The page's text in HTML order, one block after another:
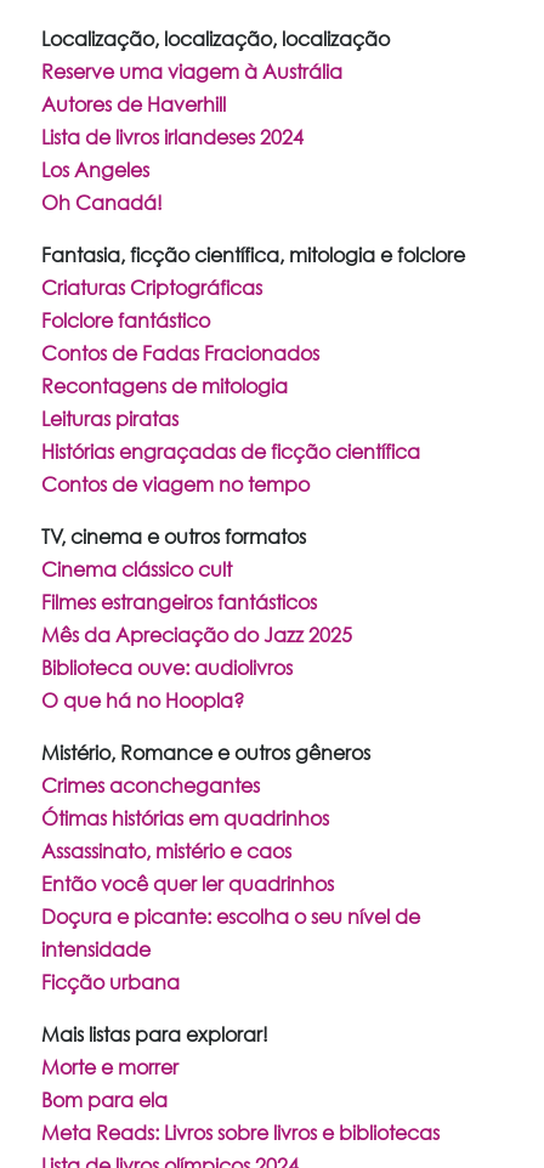
Localização, localização, localização
Reserve uma viagem à Austrália
Autores de Haverhill
Lista de livros irlandeses 2024
Los Angeles
Oh Canadá!
Fantasia, ficção científica, mitologia e folclore
Criaturas Criptográficas
Folclore fantástico
Contos de Fadas Fracionados
Recontagens de mitologia
Leituras piratas
Histórias engraçadas de ficção científica
Contos de viagem no tempo
TV, cinema e outros formatos
Cinema clássico cult
Filmes estrangeiros fantásticos
Mês da Apreciação do Jazz 2025
Biblioteca ouve: audiolivros
O que há no Hoopla?
Mistério, Romance e outros gêneros
Crimes aconchegantes
Ótimas histórias em quadrinhos
Assassinato, mistério e caos
Então você quer ler quadrinhos
Doçura e picante: escolha o seu nível de
intensidade
Ficção urbana
Mais listas para explorar!
Morte e morrer
Bom para ela
Meta Reads: Livros sobre livros e bibliotecas